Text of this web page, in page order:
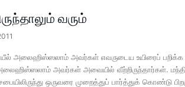
வரும்
அலைஹிஸ்ஸலாம் அவர்கள் எவருடைய உயிரைப் பறிக்க
அவர்கள் அவையில் வீற்றிருந்தார்கள்.
ஒருவரை முறைத்துப் பார்த்துக் கொண்டு